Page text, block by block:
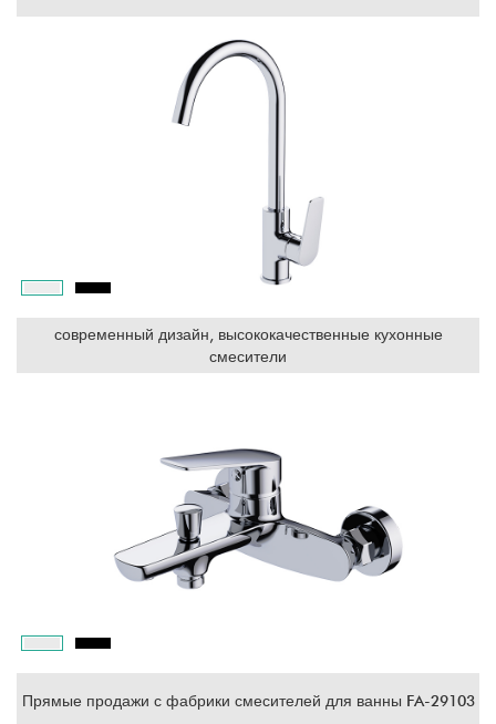
современный дизайн, высококачественные кухонные
смесители
Прямые продажи с фабрики смесителей для ванны FA-29103